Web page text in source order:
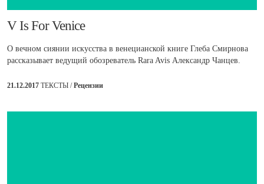
​V Is For Venice
О вечном сиянии искусства в венецианской книге Глеба Смирнова
рассказывает ведущий обозреватель Rara Avis Александр Чанцев.
21.12.2017 ТЕКСТЫ /Рецензии